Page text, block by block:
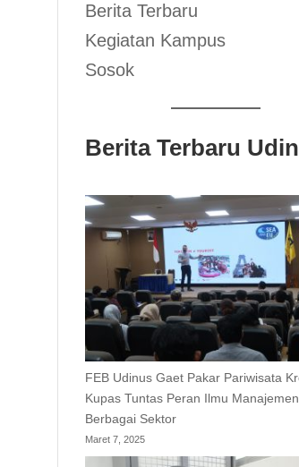
Berita Terbaru
Kegiatan Kampus
Sosok
Berita Terbaru
FEB Udinus Gaet Pakar Pariwisata
Kupas Tuntas Peran Ilmu
Berbagai Sektor
Maret 7, 2025